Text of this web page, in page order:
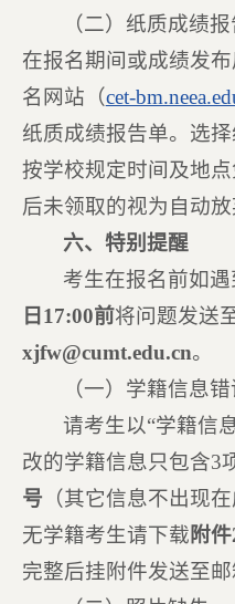
（二）纸质成绩
在报名期间或成绩发
名网站（cet-
纸质成绩报告单。选
按学校规定时间及地
后未领取的视为自动放
六、特别提醒
考生在报名前如
日17:00前将问题发送
xjfw@cumt.edu.cn。
（一）学籍信息
请考生以“学籍信
改的学籍信息只包含3
号（其它信息不出现在
无学籍考生请下载附
完整后挂附件发送至邮